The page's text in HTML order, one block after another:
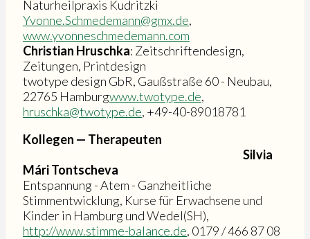
Naturheilpraxis Kudritzki
Yvonne.Schmedemann@gmx.de,
www.yvonneschmedemann.com
Christian Hruschka: Zeitschriftendesign,
Zeitungen, Printdesign
twotype design GbR, Gaußstraße 60 - Neubau,
22765 Hamburgwww.twotype.de,
hruschka@twotype.de, +49-40-89018781
Kollegen — Therapeuten
Silvia
Mári Tontscheva
Entspannung - Atem - Ganzheitliche
Stimmentwicklung, Kurse für Erwachsene und
Kinder in Hamburg und Wedel(SH),
http://www.stimme-balance.de, 0179 / 466 87 08